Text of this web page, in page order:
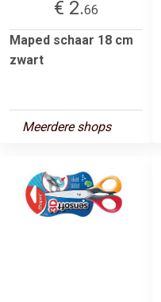
€ 2.66
Maped schaar 18 cm
zwart
Meerdere shops